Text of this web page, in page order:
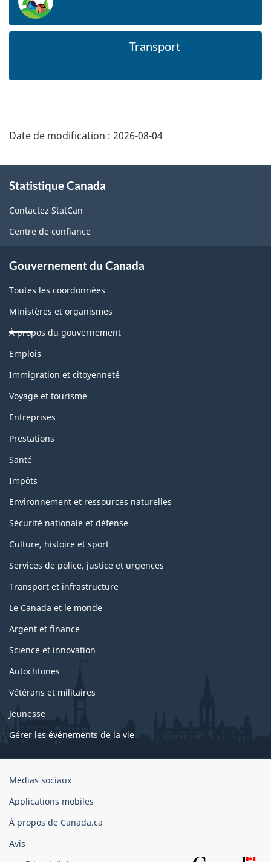
Transport
Date de modification : 2026-08-04
propos
de
ce
Statistique Canada
Contactez StatCan
Centre de confiance
Gouvernement du Canada
Toutes les coordonnées
Ministères et organismes
À propos du gouvernement
Thèmes
sujets
Emplois
Immigration et citoyenneté
Voyage et tourisme
Entreprises
Prestations
Santé
Impôts
Environnement et ressources naturelles
Sécurité nationale et défense
Culture, histoire et sport
Services de police, justice et urgences
Transport et infrastructure
Le Canada et le monde
Argent et finance
Science et innovation
Autochtones
Vétérans et militaires
Jeunesse
Gérer les événements de la vie
Organisation
gouvernement
du
Canada
Médias sociaux
Applications mobiles
À propos de Canada.ca
Avis